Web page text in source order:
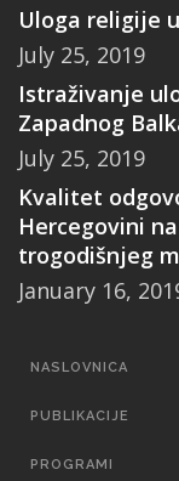
Uloga religije
July 25, 2019
Istraživanje
Zapadnog
July 25, 2019
Kvalitet
Hercegovini
trogodišnjeg
January 16,
MAIN
NASLOVNICA
PUBLIKACIJE
PROGRAMI